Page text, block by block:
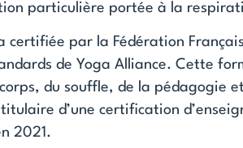
particulière portée à la
certifiée par la Fédération
de Yoga Alliance. Cette
du souffle, de la pédagogie
d’une certification
2021.